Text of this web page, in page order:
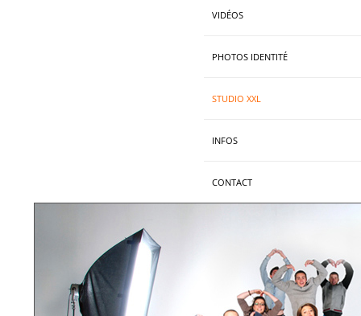
VIDÉOS
PHOTOS IDENTITÉ
STUDIO XXL
INFOS
CONTACT